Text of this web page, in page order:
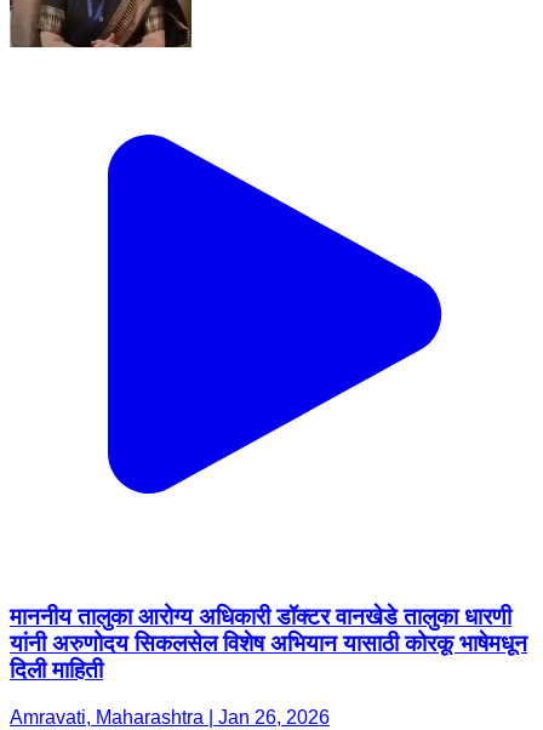
माननीय तालुका आरोग्य अधिकारी डॉक्टर वानखेडे तालुका धारणी
यांनी अरुणोदय सिकलसेल विशेष अभियान यासाठी कोरकू भाषेमधून
दिली माहिती
Amravati, Maharashtra | Jan 26, 2026